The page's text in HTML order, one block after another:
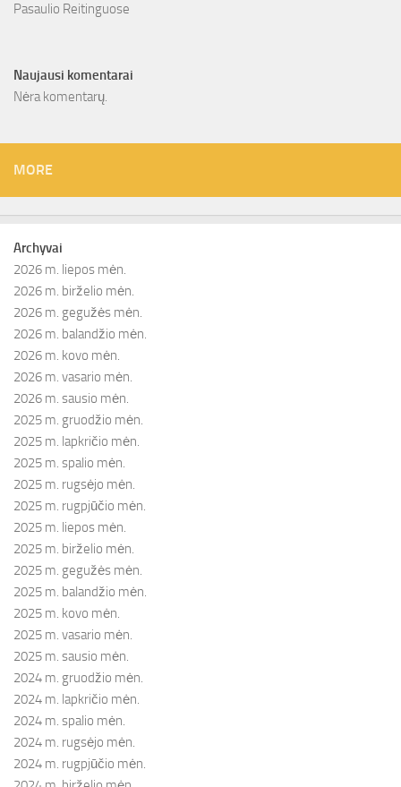
Pasaulio Reitinguose
Naujausi komentarai
Nėra komentarų.
MORE
Archyvai
2026 m. liepos mėn.
2026 m. birželio mėn.
2026 m. gegužės mėn.
2026 m. balandžio mėn.
2026 m. kovo mėn.
2026 m. vasario mėn.
2026 m. sausio mėn.
2025 m. gruodžio mėn.
2025 m. lapkričio mėn.
2025 m. spalio mėn.
2025 m. rugsėjo mėn.
2025 m. rugpjūčio mėn.
2025 m. liepos mėn.
2025 m. birželio mėn.
2025 m. gegužės mėn.
2025 m. balandžio mėn.
2025 m. kovo mėn.
2025 m. vasario mėn.
2025 m. sausio mėn.
2024 m. gruodžio mėn.
2024 m. lapkričio mėn.
2024 m. spalio mėn.
2024 m. rugsėjo mėn.
2024 m. rugpjūčio mėn.